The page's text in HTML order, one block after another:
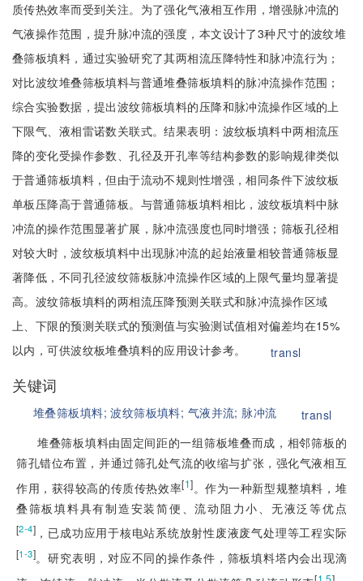
质传热效率而受到关注。为了强化气液相互作用，增强脉冲流的
气液操作范围，提升脉冲流的强度，本文设计了3种尺寸的波纹堆
叠筛板填料，通过实验研究了其两相流压降特性和脉冲流行为；
对比波纹堆叠筛板填料与普通堆叠筛板填料的脉冲流操作范围；
综合实验数据，提出波纹筛板填料的压降和脉冲流操作区域的上
下限气、液相雷诺数关联式。结果表明：波纹板填料中两相流压
降的变化受操作参数、孔径及开孔率等结构参数的影响规律类似
于普通筛板填料，但由于流动不规则性增强，相同条件下波纹板
单板压降高于普通筛板。与普通筛板填料相比，波纹板填料中脉
冲流的操作范围显著扩展，脉冲流强度也同时增强；筛板孔径相
对较大时，波纹板填料中出现脉冲流的起始液量相较普通筛板显
著降低，不同孔径波纹筛板脉冲流操作区域的上限气量均显著提
高。波纹筛板填料的两相流压降预测关联式和脉冲流操作区域
上、下限的预测关联式的预测值与实验测试值相对偏差均在15%
以内，可供波纹板堆叠填料的应用设计参考。
transl
关键词
堆叠筛板填料;波纹筛板填料; 气液并流; 脉冲流
transl
堆叠筛板填料由固定间距的一组筛板堆叠而成，相邻筛板的
筛孔错位布置，并通过筛孔处气流的收缩与扩张，强化气液相互
作用，获得较高的传质传热效率[1]。作为一种新型规整填料，堆
叠筛板填料具有制造安装简便、流动阻力小、无液泛等优点
[2-4] ，已成功应用于核电站系统放射性废液废气处理等工程实际
[1-3]。研究表明，对应不同的操作条件，筛板填料塔内会出现滴
[1,5]